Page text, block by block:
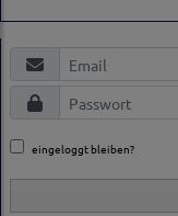
eingeloggt bleiben?